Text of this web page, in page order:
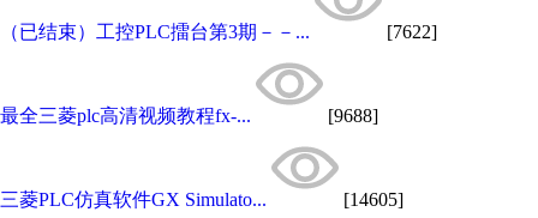
（已结束）工控PLC擂台第3期－－... [7622]
最全三菱plc高清视频教程fx-... [9688]
三菱PLC仿真软件GX Simulato... [14605]